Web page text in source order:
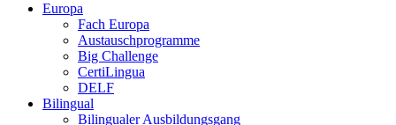
Europa
Fach Europa
Austauschprogramme
Big Challenge
CertiLingua
DELF
Bilingual
Bilingualer Ausbildungsgang